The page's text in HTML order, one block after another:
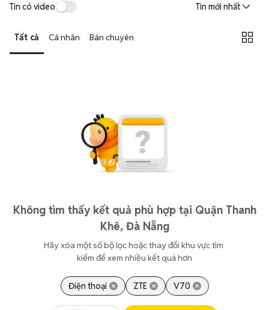
Tin có video Tin mới nhất
Tất cả Cá nhân Bán chuyên
Không tìm thấy kết quả phù hợp tại Quận Thanh
Khê, Đà Nẵng
Hãy xóa một số bộ lọc hoặc thay đổi khu vực tìm
kiếm để xem nhiều kết quả hơn
Điện thoại ZTE V70